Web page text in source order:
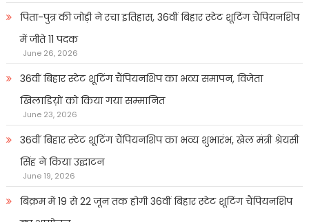
पिता-पुत्र की जोड़ी ने रचा इतिहास, 36वीं बिहार स्टेट शूटिंग चैंपियनशिप
में जीते 11 पदक
June 26, 2026
36वीं बिहार स्टेट शूटिंग चैंपियनशिप का भव्य समापन, विजेता
खिलाडिय़ों को किया गया सम्मानित
June 23, 2026
36वीं बिहार स्टेट शूटिंग चैंपियनशिप का भव्य शुभारंभ, खेल मंत्री श्रेयसी
सिंह ने किया उद्घाटन
June 19, 2026
बिक्रम में 19 से 22 जून तक होगी 36वीं बिहार स्टेट शूटिंग चैंपियनशिप